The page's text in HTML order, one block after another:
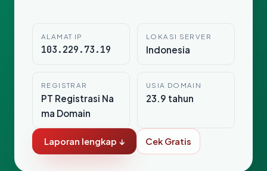
ALAMAT IP
103.229.73.19
LOKASI SERVER
Indonesia
REGISTRAR
PT Registrasi Na
ma Domain
USIA DOMAIN
23.9 tahun
Laporan lengkap ↓ Cek Gratis